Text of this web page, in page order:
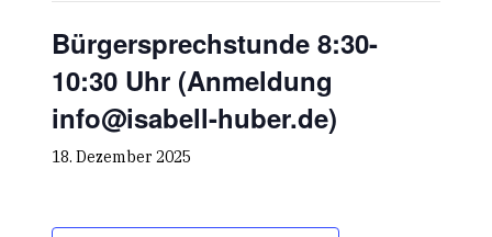
Bürgersprechstunde 8:30-
10:30 Uhr (Anmeldung
info@isabell-huber.de)
18. Dezember 2025